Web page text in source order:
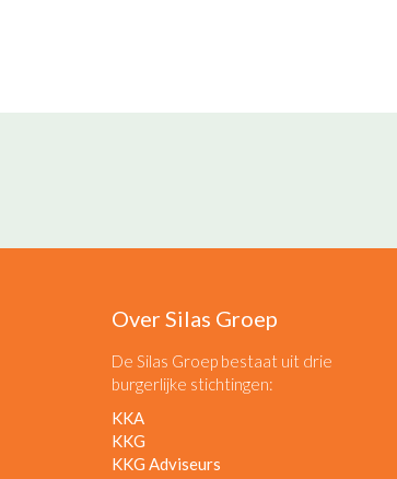
Over Silas Groep
De Silas Groep bestaat uit drie
burgerlijke stichtingen:
KKA
KKG
KKG Adviseurs